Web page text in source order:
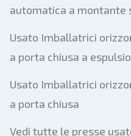
automatica a montante
Usato Imballatrici
a porta chiusa a
Usato Imballatrici
a porta chiusa
Vedi tutte le presse